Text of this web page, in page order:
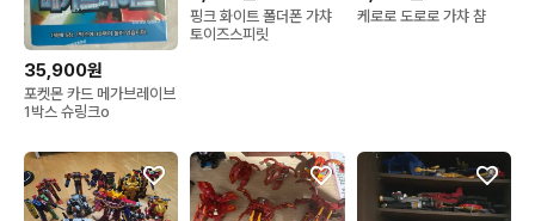
35,900원
포켓몬 카드 메가브레이브
1박스 슈링크o
핑크 화이트 폴더폰 가챠
토이즈스피릿
케로로 도로로 가챠 챰